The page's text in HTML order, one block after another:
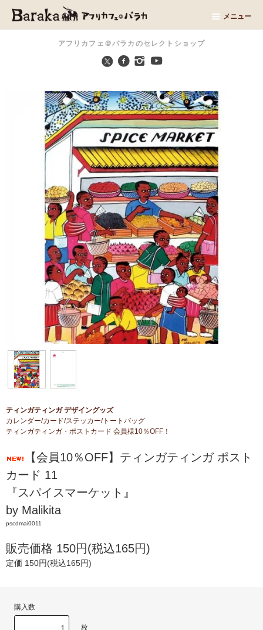
アフリカフェ＠バラカのセレクトショップ
メニュー
ティンガティンガ デザイングッズ
カレンダー/カード/ステッカー/トートバッグ
ティンガティンガ・ポストカード 会員様10％OFF！
【会員10％OFF】ティンガティンガ ポスト
カード 11
『スパイスマーケット』
by Malikita
pscdmai0011
販売価格 150円(税込165円)
定価 150円(税込165円)
購入数
枚